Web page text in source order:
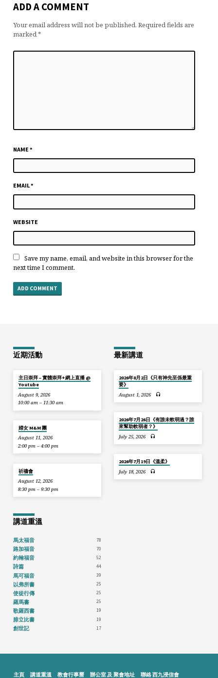
ADD A COMMENT
Your email address will not be published. Required fields are
marked*
NAME *
EMAIL*
WEBSITE
Save my name, email, and website in this browser for the
next time I comment.
近期活動
主日崇拜 – 實體崇拜+網上直播 @
Youtube
August 9, 2026
10:00 am – 11:30 am
婦女 M&M 團
August 11, 2026
2:00 pm – 4:00 pm
祈禱會
August 12, 2026
8:30 pm – 9:30 pm
最新講道
2026年8月2日《只有神先至係最重
要》
August 1, 2026
2026年7月26日《有誰未軟弱過？誰
來幫助軟弱者？》
July 25, 2026
2026年7月19日《溫柔》
July 18, 2026
講道重溫
馬太福音 78
路加福音 70
約翰福音 52
詩篇 44
馬可福音 39
以弗所書 25
使徒行傳 25
羅馬書 25
歌羅西書 19
腓立比書 19
創世記 17
主頁 講道重溫 教會行事曆 辦公室 及 聚會地址 聯絡 西九浸信會